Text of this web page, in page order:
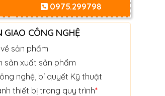
0975.299798
GIAO CÔNG NGHỆ
sản phẩm
xuất sản phẩm
nghệ, bí quyết Kỹ thuật
thiết bị trong quy trình*